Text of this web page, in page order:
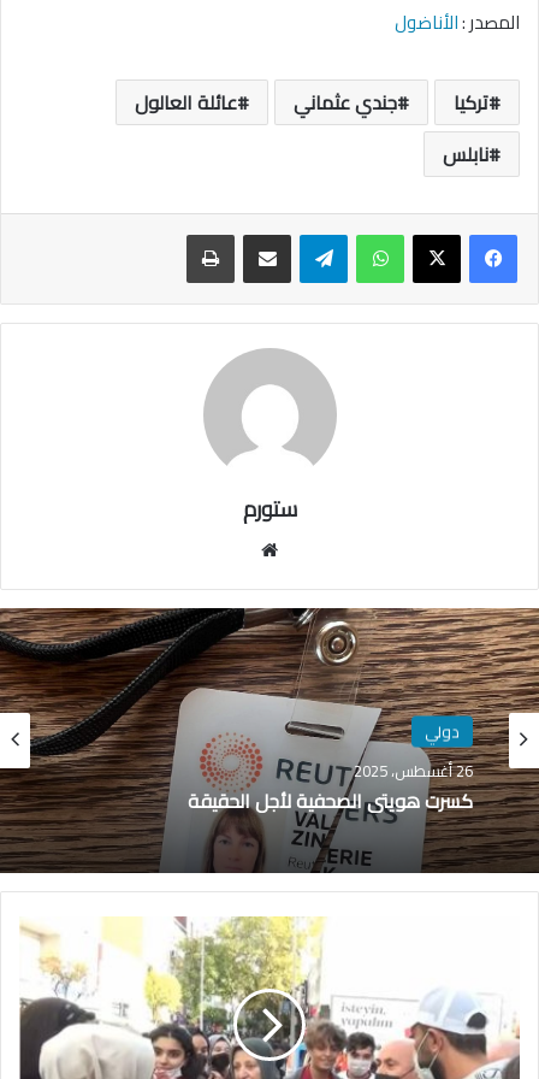
المصدر :الأناضول
تركيا جندي عثماني
عائلة العالول
نابلس
واتساب تيلقرام
ستورم
الوي
ب
دولي
26 أغسطس، 2025
كسرت هويتي الصحفية لأجل الحقيقة
ا
ت